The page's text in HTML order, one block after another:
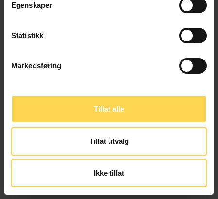
Egenskaper
Statistikk
Markedsføring
Tillat alle
Tillat utvalg
Ikke tillat
Vilkår
Org. nr. 924 428 600
Instagram